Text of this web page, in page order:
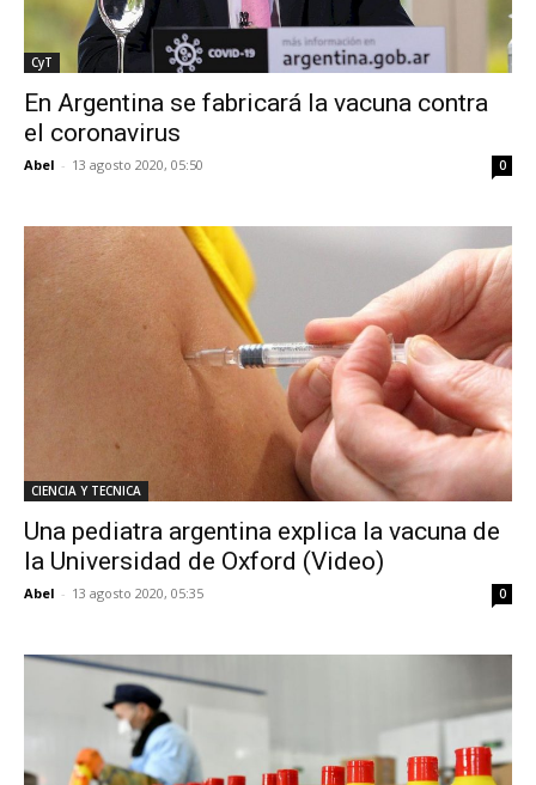
CyT
En Argentina se fabricará la vacuna contra
el coronavirus
Abel - 13 agosto 2020, 05:50 0
CIENCIA Y TECNICA
Una pediatra argentina explica la vacuna de
la Universidad de Oxford (Video)
Abel - 13 agosto 2020, 05:35 0